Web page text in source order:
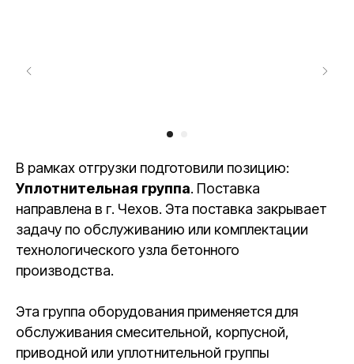
В рамках отгрузки подготовили позицию:
Уплотнительная группа. Поставка
направлена в г. Чехов. Эта поставка закрывает
задачу по обслуживанию или комплектации
технологического узла бетонного
производства.
Эта группа оборудования применяется для
обслуживания смесительной, корпусной,
приводной или уплотнительной группы